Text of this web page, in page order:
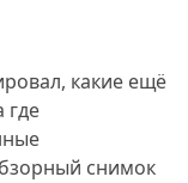
какие ещё
где
снимок